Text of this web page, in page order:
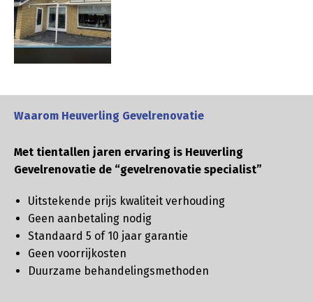
Waarom Heuverling Gevelrenovatie
Met tientallen jaren ervaring is Heuverling
Gevelrenovatie de “gevelrenovatie specialist”
Uitstekende prijs kwaliteit verhouding
Geen aanbetaling nodig
Standaard 5 of 10 jaar garantie
Geen voorrijkosten
Duurzame behandelingsmethoden